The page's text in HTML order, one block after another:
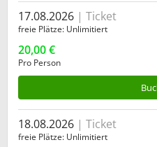
17.08.2026 Ticket
freie Plätze Unlimitiert
20,00 €
Pro Person
18.08.2026 Ticket
freie Plätze Unlimitiert